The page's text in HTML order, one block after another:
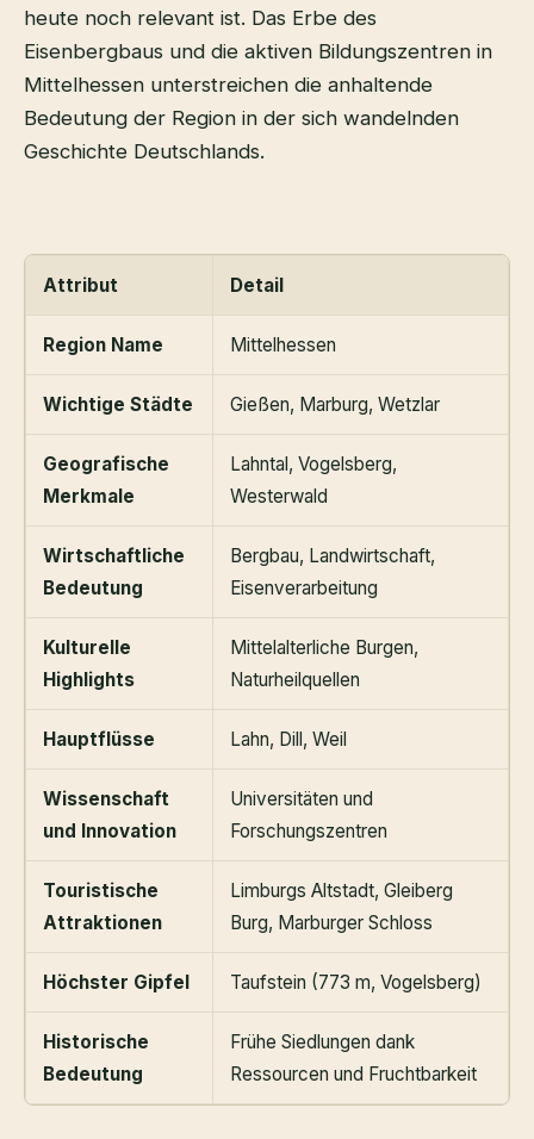
heute noch relevant ist. Das Erbe des
Eisenbergbaus und die aktiven Bildungszentren in
Mittelhessen unterstreichen die anhaltende
Bedeutung der Region in der sich wandelnden
Geschichte Deutschlands.
Attribut Detail
Region Name Mittelhessen
Wichtige Städte Gießen, Marburg, Wetzlar
Geografische
Merkmale
Lahntal, Vogelsberg,
Westerwald
Wirtschaftliche
Bedeutung
Bergbau, Landwirtschaft,
Eisenverarbeitung
Kulturelle
Highlights
Mittelalterliche Burgen,
Naturheilquellen
Hauptflüsse Lahn, Dill, Weil
Wissenschaft
und Innovation
Universitäten und
Forschungszentren
Touristische
Attraktionen
Limburgs Altstadt, Gleiberg
Burg, Marburger Schloss
Höchster Gipfel Taufstein (773 m, Vogelsberg)
Historische
Bedeutung
Frühe Siedlungen dank
Ressourcen und Fruchtbarkeit